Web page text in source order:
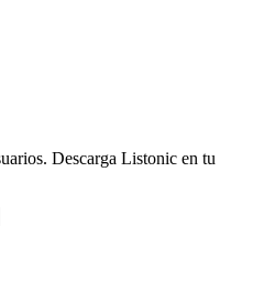
Descarga Listonic en tu